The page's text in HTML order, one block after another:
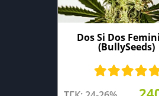
Dos Si Dos
(BullySeeds)